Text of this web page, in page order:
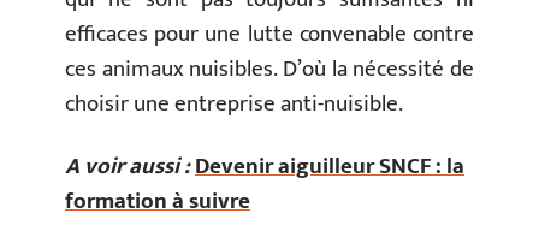
efficaces pour une lutte convenable contre
ces animaux nuisibles. D’où la nécessité de
choisir une entreprise anti-nuisible.
A voir aussi :Devenir aiguilleur SNCF : la
formation à suivre